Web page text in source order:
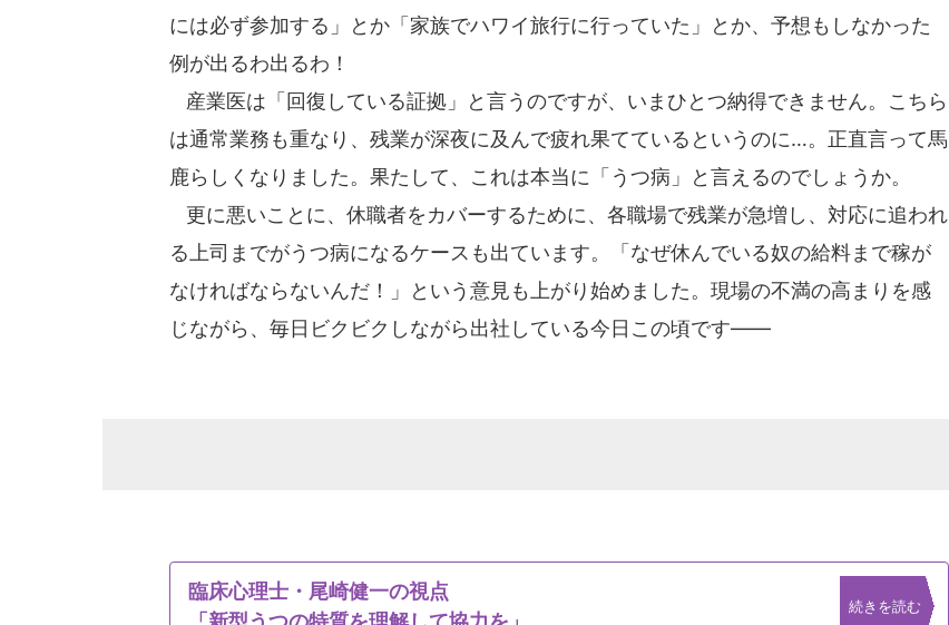
には必ず参加する」とか「家族でハワイ旅行に行っていた」とか、予想もしなかった
例が出るわ出るわ！
産業医は「回復している証拠」と言うのですが、いまひとつ納得できません。こちら
は通常業務も重なり、残業が深夜に及んで疲れ果てているというのに…。正直言って馬
鹿らしくなりました。果たして、これは本当に「うつ病」と言えるのでしょうか。
更に悪いことに、休職者をカバーするために、各職場で残業が急増し、対応に追われ
る上司までがうつ病になるケースも出ています。「なぜ休んでいる奴の給料まで稼が
なければならないんだ！」という意見も上がり始めました。現場の不満の高まりを感
じながら、毎日ビクビクしながら出社している今日この頃です――
臨床心理士・尾崎健一の視点
続きを読む